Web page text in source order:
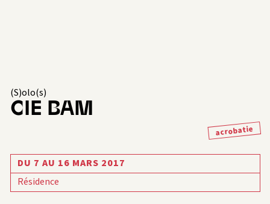
(S)olo(s)
CIE BAM
acrobatie
DU 7 AU 16 MARS 2017
Résidence